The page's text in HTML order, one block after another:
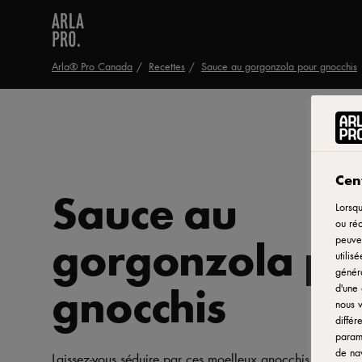
Arla® Pro Canada Recettes Sauce au gorgonzola pour gnocchis
Sauce au
gorgonzola
gnocchis
Laissez-vous séduire par ces moelleux gnocchis enrobés
ou
d'une
nous
de